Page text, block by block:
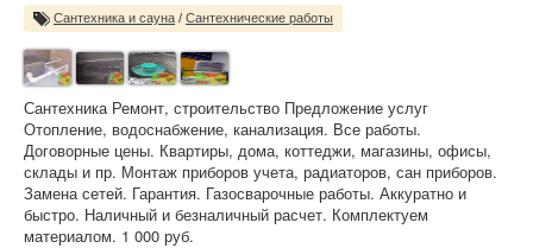
Сантехника и сауна / Сантехнические работы
Сантехника Ремонт, строительство Предложение услуг
Отопление, водоснабжение, канализация. Все работы.
Договорные цены. Квартиры, дома, коттеджи, магазины, офисы,
склады и пр. Монтаж приборов учета, радиаторов, сан приборов.
Замена сетей. Гарантия. Газосварочные работы. Аккуратно и
быстро. Наличный и безналичный расчет. Комплектуем
материалом. 1 000 руб.